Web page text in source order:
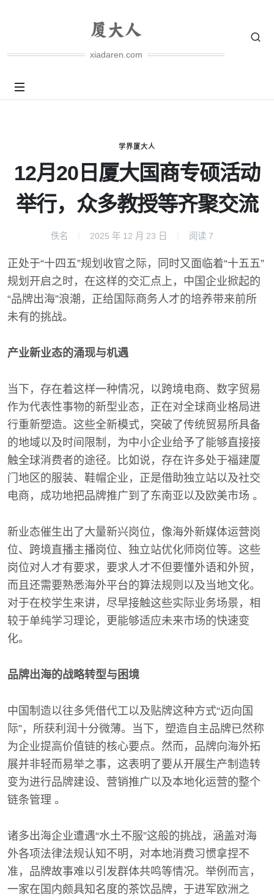
xiadaren.com
学界厦大人
12月20日厦大国商专硕活动
举行，众多教授等齐聚交流
佚名 2025 年 12 月 23 日 阅读 7
正处于“十四五”规划收官之际，同时又面临着“十五五”
规划开启之时，在这样的交汇点上，中国企业掀起的
“品牌出海”浪潮，正给国际商务人才的培养带来前所
未有的挑战。
产业新业态的涌现与机遇
当下，存在着这样一种情况，以跨境电商、数字贸易
作为代表性事物的新型业态，正在对全球商业格局进
行重新塑造。这些全新模式，突破了传统贸易所具备
的地域以及时间限制，为中小企业给予了能够直接接
触全球消费者的途径。比如说，存在许多处于福建厦
门地区的服装、鞋帽企业，正是借助独立站以及社交
电商，成功地把品牌推广到了东南亚以及欧美市场 。
新业态催生出了大量新兴岗位，像海外新媒体运营岗
位、跨境直播主播岗位、独立站优化师岗位等。这些
岗位对人才有要求，要求人才不但要懂外语和外贸，
而且还需要熟悉海外平台的算法规则以及当地文化。
对于在校学生来讲，尽早接触这些实际业务场景，相
较于单纯学习理论，更能够适应未来市场的快速变
化。
品牌出海的战略转型与困境
中国制造以往多凭借代工以及贴牌这种方式“迈向国
际”，所获利润十分微薄。当下，塑造自主品牌已然称
为企业提高价值链的核心要点。然而，品牌向海外拓
展并非轻而易举之事，这表明了要从开展生产制造转
变为进行品牌建设、营销推广以及本地化运营的整个
链条管理 。
诸多出海企业遭遇“水土不服”这般的挑战，涵盖对海
外各项法律法规认知不明，对本地消费习惯拿捏不
准，品牌故事难以引发群体共鸣等情况。举例而言，
一家在国内颇具知名度的茶饮品牌，于进军欧洲之